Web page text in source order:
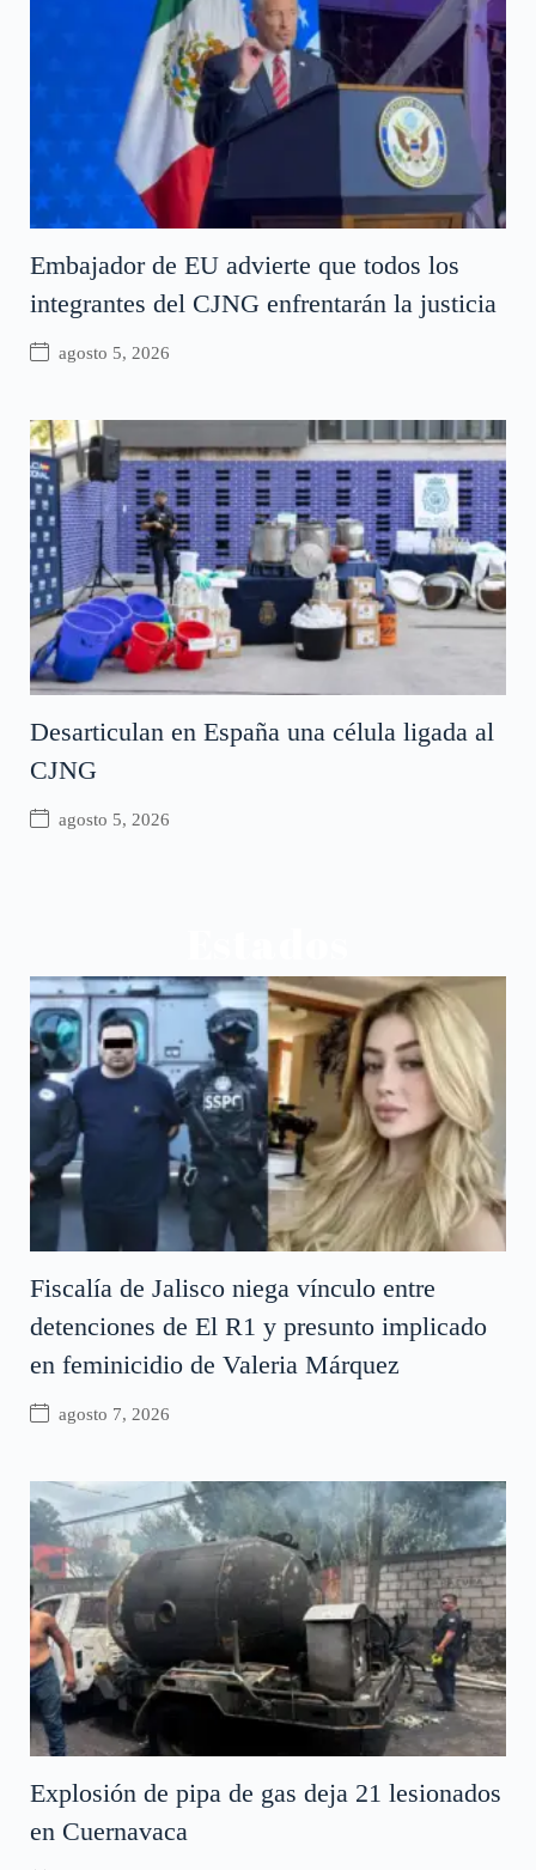
Embajador de EU advierte que todos los
integrantes del CJNG enfrentarán la justicia
agosto 5, 2026
Desarticulan en España una célula ligada al
CJNG
agosto 5, 2026
Fiscalía de Jalisco niega vínculo entre
detenciones de El R1 y presunto implicado
en feminicidio de Valeria Márquez
agosto 7, 2026
Explosión de pipa de gas deja 21 lesionados
en Cuernavaca